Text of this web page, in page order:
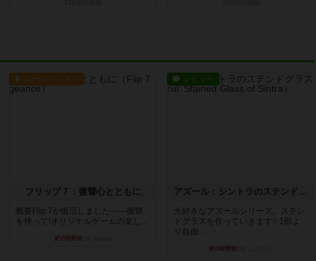
ルール/インスト
フリップ７：復讐心とともに
概要Flip 7が復活しました――復讐
を伴って!オリジナルゲームの楽し...
約2時間前
レビュー
アズール：シントラのステンドグラス
大好きなアズールシリーズ。ステン
ドグラスを作っていきます✨1部よ
り自由...
約3時間前